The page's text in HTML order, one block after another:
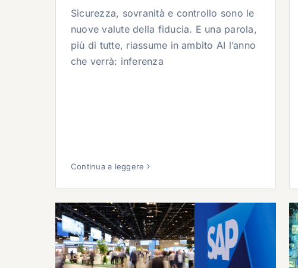
Sicurezza, sovranità e controllo sono le
nuove valute della fiducia. E una parola,
più di tutte, riassume in ambito AI l’anno
che verrà: inferenza
Continua a leggere